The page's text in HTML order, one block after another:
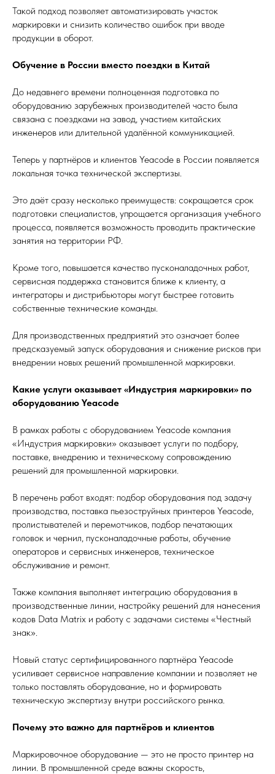
Такой подход позволяет автоматизировать участок
маркировки и снизить количество ошибок при вводе
продукции в оборот.
Обучение в России вместо поездки в Китай
До недавнего времени полноценная подготовка по
оборудованию зарубежных производителей часто была
связана с поездками на завод, участием китайских
инженеров или длительной удалённой коммуникацией.
Теперь у партнёров и клиентов Yeacode в России появляется
локальная точка технической экспертизы.
Это даёт сразу несколько преимуществ: сокращается срок
подготовки специалистов, упрощается организация учебного
процесса, появляется возможность проводить практические
занятия на территории РФ.
Кроме того, повышается качество пусконаладочных работ,
сервисная поддержка становится ближе к клиенту, а
интеграторы и дистрибьюторы могут быстрее готовить
собственные технические команды.
Для производственных предприятий это означает более
предсказуемый запуск оборудования и снижение рисков при
внедрении новых решений промышленной маркировки.
Какие услуги оказывает «Индустрия маркировки» по
оборудованию Yeacode
В рамках работы с оборудованием Yeacode компания
«Индустрия маркировки» оказывает услуги по подбору,
поставке, внедрению и техническому сопровождению
решений для промышленной маркировки.
В перечень работ входят: подбор оборудования под задачу
производства, поставка пьезоструйных принтеров Yeacode,
пролистывателей и перемотчиков, подбор печатающих
головок и чернил, пусконаладочные работы, обучение
операторов и сервисных инженеров, техническое
обслуживание и ремонт.
Также компания выполняет интеграцию оборудования в
производственные линии, настройку решений для нанесения
кодов Data Matrix и работу с задачами системы «Честный
знак».
Новый статус сертифицированного партнёра Yeacode
усиливает сервисное направление компании и позволяет не
только поставлять оборудование, но и формировать
техническую экспертизу внутри российского рынка.
Почему это важно для партнёров и клиентов
Маркировочное оборудование — это не просто принтер на
линии. В промышленной среде важны скорость,